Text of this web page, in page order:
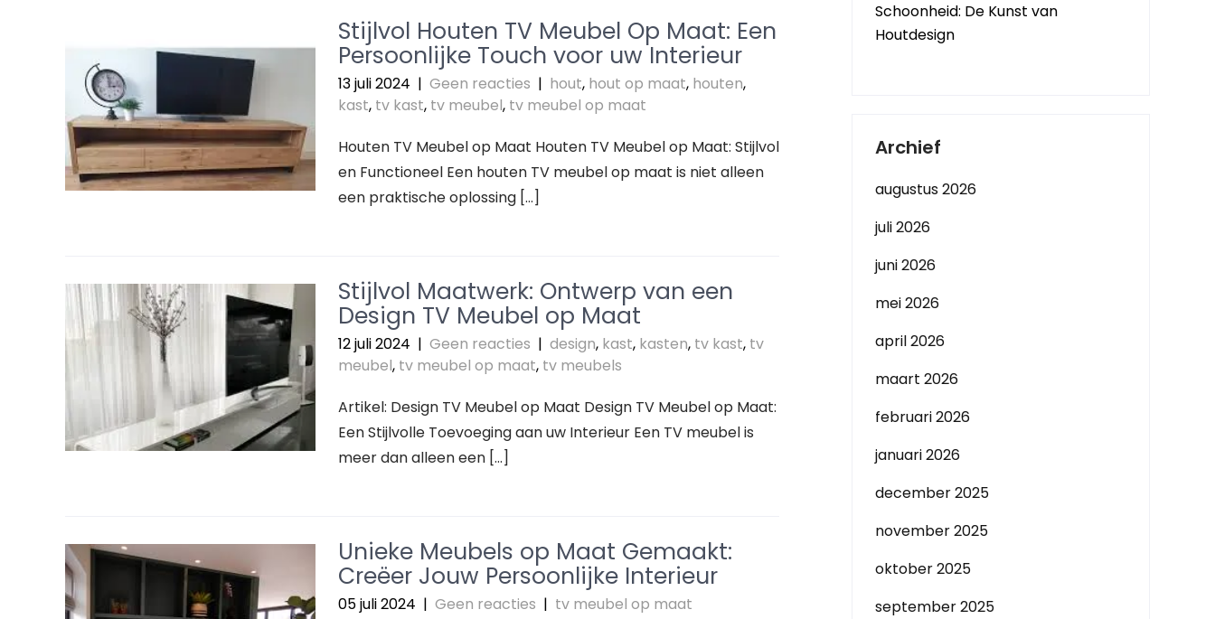
Stijlvol Houten TV Meubel Op Maat: Een
Persoonlijke Touch voor uw Interieur
13 juli 2024 | Geen reacties | hout, hout op maat, houten,
kast, tv kast, tv meubel, tv meubel op maat
Houten TV Meubel op Maat Houten TV Meubel op Maat: Stijlvol
en Functioneel Een houten TV meubel op maat is niet alleen
een praktische oplossing […]
Stijlvol Maatwerk: Ontwerp van een
Design TV Meubel op Maat
12 juli 2024 | Geen reacties | design, kast, kasten, tv kast, tv
meubel, tv meubel op maat, tv meubels
Artikel: Design TV Meubel op Maat Design TV Meubel op Maat:
Een Stijlvolle Toevoeging aan uw Interieur Een TV meubel is
meer dan alleen een […]
Unieke Meubels op Maat Gemaakt:
Creëer Jouw Persoonlijke Interieur
05 juli 2024 | Geen reacties | tv meubel op maat
Schoonheid: De Kunst van
Houtdesign
Archief
augustus 2026
juli 2026
juni 2026
mei 2026
april 2026
maart 2026
februari 2026
januari 2026
december 2025
november 2025
oktober 2025
september 2025